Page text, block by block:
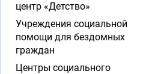
центр «Детство»
Учреждения социальной
помощи для бездомных
граждан
Центры социального